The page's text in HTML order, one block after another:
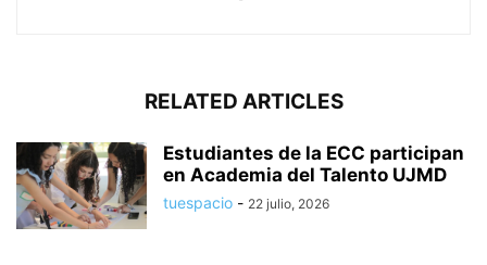
RELATED ARTICLES
Estudiantes de la ECC participan
en Academia del Talento UJMD
tuespacio - 22 julio, 2026